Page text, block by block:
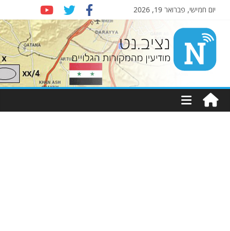
יום חמישי, פברואר 19, 2026
Nziv.net
מודיעין
מהמקורות